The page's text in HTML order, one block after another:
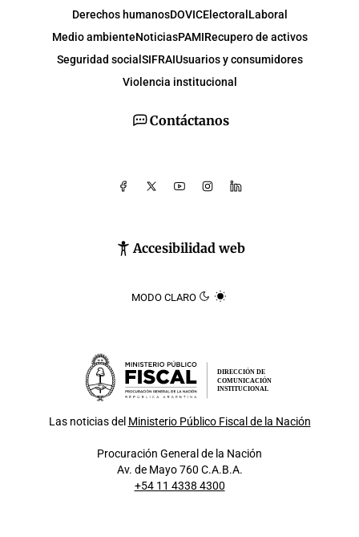
Contáctanos
Accesibilidad web
MODO CLARO
Derechos humanosDOVICElectoral Laboral
Medio ambienteNoticiasPAMIRecupero de activos
Seguridad social SIFRAIUsuarios y consumidores
Violencia institucional
DIRECCIÓN DE
COMUNICACIÓN
INSTITUCIONAL
Las noticias del Ministerio Público Fiscal de la Nación
Procuración General de la Nación
Av. de Mayo 760 C.A.B.A.
+54 11 4338 4300